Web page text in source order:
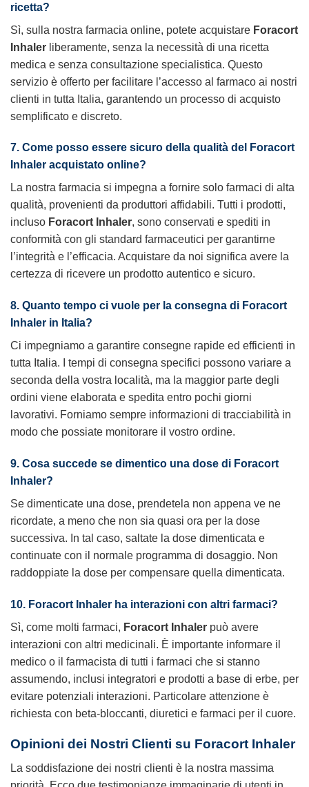
ricetta?
Sì, sulla nostra farmacia online, potete acquistare Foracort
Inhaler liberamente, senza la necessità di una ricetta
medica e senza consultazione specialistica. Questo
servizio è offerto per facilitare l’accesso al farmaco ai nostri
clienti in tutta Italia, garantendo un processo di acquisto
semplificato e discreto.
7. Come posso essere sicuro della qualità del Foracort
Inhaler acquistato online?
La nostra farmacia si impegna a fornire solo farmaci di alta
qualità, provenienti da produttori affidabili. Tutti i prodotti,
incluso Foracort Inhaler, sono conservati e spediti in
conformità con gli standard farmaceutici per garantirne
l’integrità e l’efficacia. Acquistare da noi significa avere la
certezza di ricevere un prodotto autentico e sicuro.
8. Quanto tempo ci vuole per la consegna di Foracort
Inhaler in Italia?
Ci impegniamo a garantire consegne rapide ed efficienti in
tutta Italia. I tempi di consegna specifici possono variare a
seconda della vostra località, ma la maggior parte degli
ordini viene elaborata e spedita entro pochi giorni
lavorativi. Forniamo sempre informazioni di tracciabilità in
modo che possiate monitorare il vostro ordine.
9. Cosa succede se dimentico una dose di Foracort
Inhaler?
Se dimenticate una dose, prendetela non appena ve ne
ricordate, a meno che non sia quasi ora per la dose
successiva. In tal caso, saltate la dose dimenticata e
continuate con il normale programma di dosaggio. Non
raddoppiate la dose per compensare quella dimenticata.
10. Foracort Inhaler ha interazioni con altri farmaci?
Sì, come molti farmaci, Foracort Inhaler può avere
interazioni con altri medicinali. È importante informare il
medico o il farmacista di tutti i farmaci che si stanno
assumendo, inclusi integratori e prodotti a base di erbe, per
evitare potenziali interazioni. Particolare attenzione è
richiesta con beta-bloccanti, diuretici e farmaci per il cuore.
Opinioni dei Nostri Clienti su Foracort Inhaler
La soddisfazione dei nostri clienti è la nostra massima